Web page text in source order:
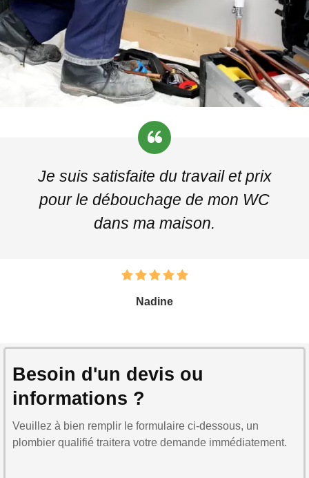
Je suis satisfaite du travail et prix
pour le débouchage de mon WC
dans ma maison.
Nadine
Besoin d'un devis ou
informations ?
Veuillez à bien remplir le formulaire ci-dessous, un
plombier qualifié traitera votre demande immédiatement.